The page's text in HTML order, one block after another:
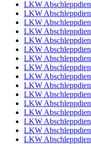
LKW
LKW
LKW
LKW
LKW
LKW
LKW
LKW
LKW
LKW
LKW
LKW
LKW
LKW
LKW
LKW